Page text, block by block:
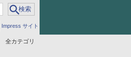
Impress サイト
全カテゴリ